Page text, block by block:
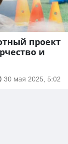
проект
и
30 мая 2025, 5:02